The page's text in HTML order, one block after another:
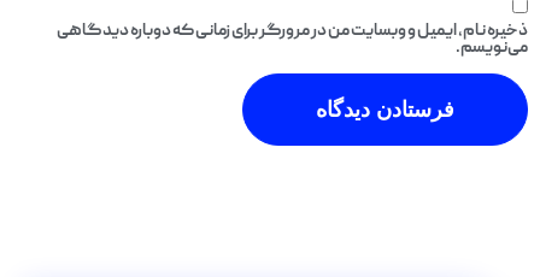
ذخیره نام، ایمیل و وبسایت من در مرورگر برای زمانی که دوباره دیدگاهی
می‌نویسم.